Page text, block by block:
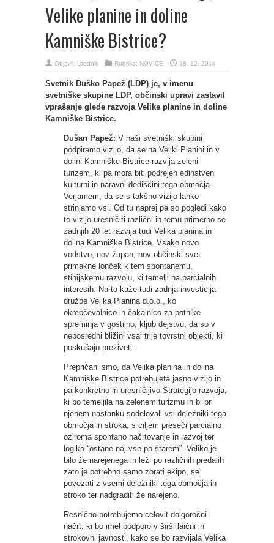
Velike planine in doline
Kamniške Bistrice?
Objavil: Urednik Rubrika: NOVICE 18. 12. 2014
Svetnik Duško Papež (LDP) je, v imenu
svetniške skupine LDP, občinski upravi zastavil
vprašanje glede razvoja Velike planine in doline
Kamniške Bistrice.
Dušan Papež: V naši svetniški skupini
podpiramo vizijo, da se na Veliki Planini in v
dolini Kamniške Bistrice razvija zeleni
turizem, ki pa mora biti podrejen edinstveni
kulturni in naravni dediščini tega območja.
Verjamem, da se s takšno vizijo lahko
strinjamo vsi. Od tu naprej pa so pogledi kako
to vizijo uresničiti različni in temu primerno se
zadnjih 20 let razvija tudi Velika planina in
dolina Kamniške Bistrice. Vsako novo
vodstvo, nov župan, nov občinski svet
primakne lonček k tem spontanemu,
stihijskemu razvoju, ki temelji na parcialnih
interesih. Na to kaže tudi zadnja investicija
družbe Velika Planina d.o.o., ko
okrepčevalnico in čakalnico za potnike
spreminja v gostilno, kljub dejstvu, da so v
neposredni bližini vsaj trije tovrstni objekti, ki
poskušajo preživeti.
Prepričani smo, da Velika planina in dolina
Kamniške Bistrice potrebujeta jasno vizijo in
pa konkretno in uresničljivo Strategijo razvoja,
ki bo temeljila na zelenem turizmu in bi pri
njenem nastanku sodelovali vsi deležniki tega
območja in stroka, s ciljem preseči parcialno
oziroma spontano načrtovanje in razvoj ter
logiko “ostane naj vse po starem”. Veliko je
bilo že narejenega in leži po različnih predalih
zato je potrebno samo zbrati ekipo, se
povezati z vsemi deležniki tega območja in
stroko ter nadgraditi že narejeno.
Resnično potrebujemo celovit dolgoročni
načrt, ki bo imel podporo v širši laični in
strokovni javnosti, kako se bo razvijala Velika